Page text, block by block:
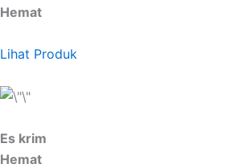
Hemat
Lihat Produk
Es krim
Hemat